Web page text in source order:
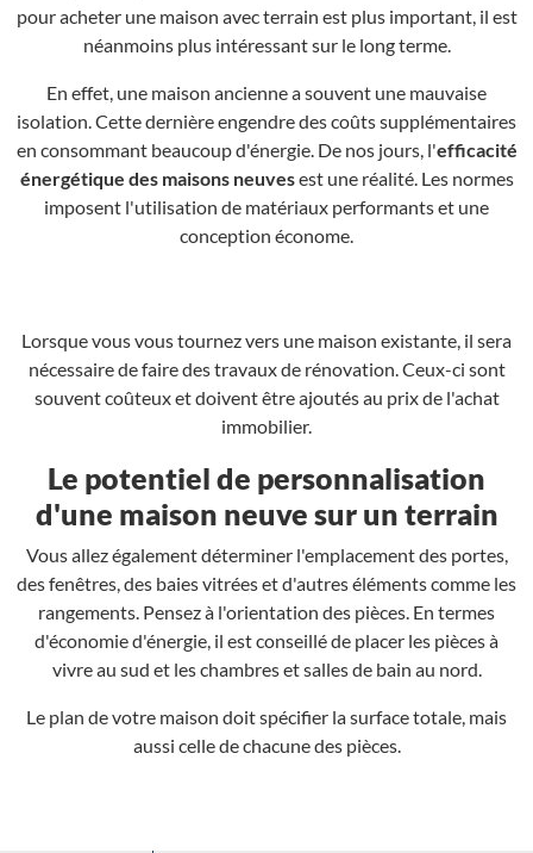
pour acheter une maison avec terrain est plus important, il est
néanmoins plus intéressant sur le long terme.
En effet, une maison ancienne a souvent une mauvaise
isolation. Cette dernière engendre des coûts supplémentaires
en consommant beaucoup d'énergie. De nos jours, l'efficacité
énergétique des maisons neuvesest une réalité. Les normes
imposent l'utilisation de matériaux performants et une
conception économe.
Lorsque vous vous tournez vers une maison existante, il sera
nécessaire de faire des travaux de rénovation. Ceux-ci sont
souvent coûteux et doivent être ajoutés au prix de l'achat
immobilier.
Le potentiel de personnalisation
d'une maison neuve sur un terrain
Vous allez également déterminer l'emplacement des portes,
des fenêtres, des baies vitrées et d'autres éléments comme les
rangements. Pensez à l'orientation des pièces. En termes
d'économie d'énergie, il est conseillé de placer les pièces à
vivre au sud et les chambres et salles de bain au nord.
Le plan de votre maison doit spécifier la surface totale, mais
aussi celle de chacune des pièces.